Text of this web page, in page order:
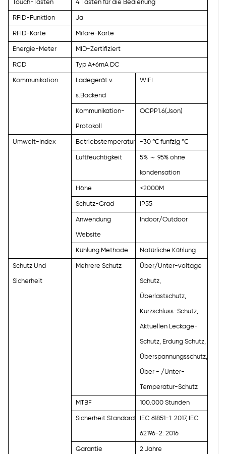
Touch-Tasten 4 Tasten für die Bedienung
RFID-Funktion Ja
RFID-Karte Mifare-Karte
Energie-Meter MID-Zertifiziert
RCD Typ A+6mA DC
Kommunikation Ladegerät v.
s.Backend
WIFI
Kommunikation-
Protokoll
OCPP1.6(Json)
Umwelt-Index Betriebstemperatur -30 ℃ fünfzig ℃
Luftfeuchtigkeit 5% ～ 95% ohne
kondensation
Höhe <2000M
Schutz-Grad IP55
Anwendung
Website
Indoor/Outdoor
Kühlung Methode Natürliche Kühlung
Schutz Und
Sicherheit
Mehrere Schutz Über/Unter-voltage
Schutz,
Überlastschutz,
Kurzschluss-Schutz,
Aktuellen Leckage-
Schutz, Erdung Schutz,
Überspannungsschutz,
Über - /Unter-
Temperatur-Schutz
MTBF 100.000 Stunden
Sicherheit Standard IEC 61851-1: 2017, IEC
62196-2: 2016
Garantie 2 Jahre